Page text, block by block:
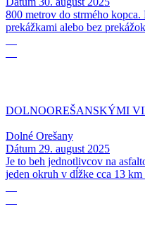
800 metrov do strmého
prekážkami alebo bez
DOLNOOREŠANSKÝMI
Dolné Orešany
Dátum 29. august 2025
Je to beh jednotlivcov na
jeden okruh v dĺžke cca 13 km